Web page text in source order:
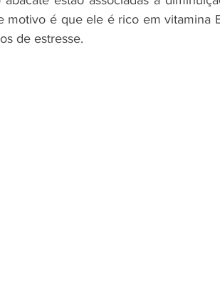
motivo é que ele é rico em vitamina
de estresse.